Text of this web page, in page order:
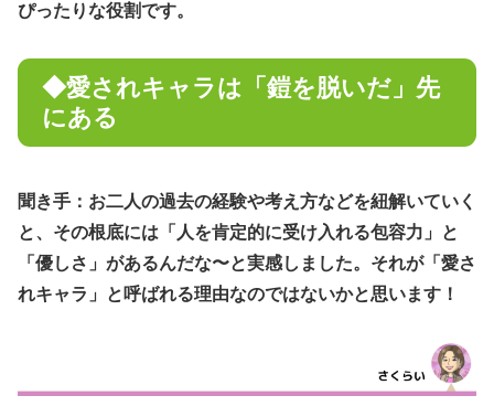
ぴったりな役割です。
◆愛されキャラは「鎧を脱いだ」先
にある
聞き手：お二人の過去の経験や考え方などを紐解いていく
と、その根底には「人を肯定的に受け入れる包容力」と
「優しさ」があるんだな〜と実感しました。それが「愛さ
れキャラ」と呼ばれる理由なのではないかと思います！